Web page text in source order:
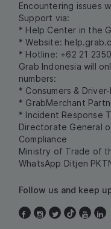
Encountering issues
Support via:
* Help Center in the
* Website:
* Hotline: +62 21
Grab Indonesia will
numbers:
* Consumers &
* GrabMerchant
* Incident Response
Directorate General
Compliance
Ministry of Trade of
WhatsApp Ditjen
Follow us and keep